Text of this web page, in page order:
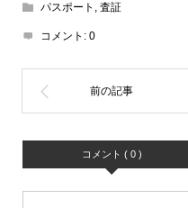
パスポート , 査証
コメント: 0
コメント ( 0 )